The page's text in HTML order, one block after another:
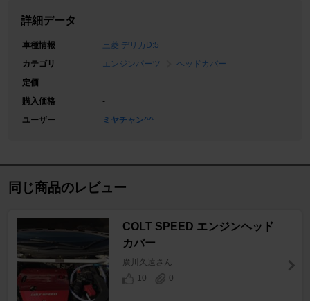
詳細データ
車種情報
三菱 デリカD:5
カテゴリ
エンジンパーツ
ヘッドカバー
定価
-
購入価格
-
ユーザー
ミヤチャン^^
同じ商品のレビュー
COLT SPEED エンジンヘッド
カバー
廣川久遠さん
10
0